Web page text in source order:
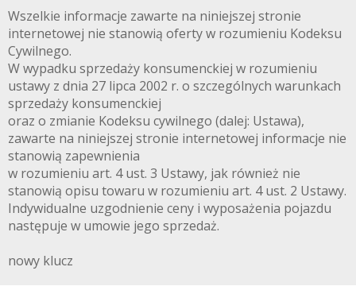
Wszelkie informacje zawarte na niniejszej stronie
internetowej nie stanowią oferty w rozumieniu Kodeksu
Cywilnego.
W wypadku sprzedaży konsumenckiej w rozumieniu
ustawy z dnia 27 lipca 2002 r. o szczególnych warunkach
sprzedaży konsumenckiej
oraz o zmianie Kodeksu cywilnego (dalej: Ustawa),
zawarte na niniejszej stronie internetowej informacje nie
stanowią zapewnienia
w rozumieniu art. 4 ust. 3 Ustawy, jak również nie
stanowią opisu towaru w rozumieniu art. 4 ust. 2 Ustawy.
Indywidualne uzgodnienie ceny i wyposażenia pojazdu
następuje w umowie jego sprzedaż.
nowy klucz